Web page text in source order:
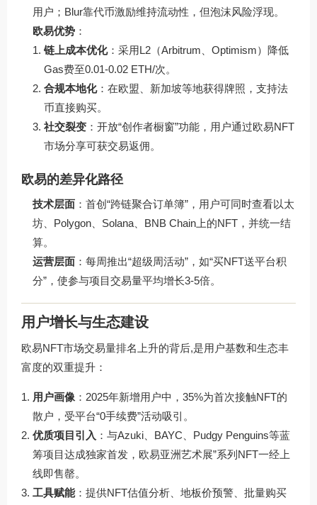
用户；Blur靠代币激励维持流动性，但泡沫风险浮现。
欧易优势 ：
链上成本优化：采用L2（Arbitrum、Optimism）降低
Gas费至0.01-0.02 ETH/次。
合规本地化：在欧盟、新加坡等地获得牌照，支持法
币直接购买。
社交裂变 ：开放“创作者橱窗”功能，用户通过欧易NFT
市场分享可获交易返佣。
欧易的差异化路径
技术层面 ：首创“跨链聚合订单簿”，用户可同时查看以太
坊、Polygon、Solana、BNB Chain上的NFT，并统一结
算。
运营层面 ：每周推出“超级周活动”，如“买NFT送平台积
分”，使参与项目交易量平均增长3-5倍。
用户增长与生态建设
欧易NFT市场交易量排名上升的背后,是用户基数和生态丰
富度的双重提升：
用户画像 ：2025年新增用户中，35%为首次接触NFT的
散户，受平台“0手续费”活动吸引。
优质项目引入 ：与Azuki、BAYC、Pudgy Penguins等蓝
筹项目达成独家首发，欧易亚洲艺术展”系列NFT一经上
线即售罄。
工具赋能：提供NFT估值分析、地板价预警、批量购买